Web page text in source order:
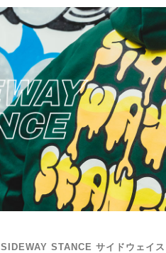
SIDEWAY STANCE サイドウェイス